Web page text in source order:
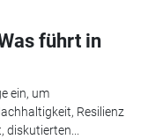
führt in
ein, um
Resilienz
diskutierten...